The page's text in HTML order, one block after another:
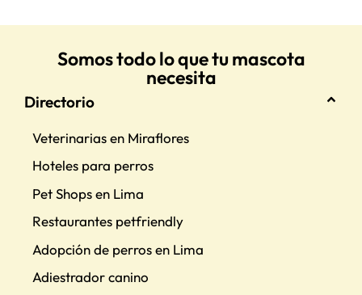
Somos todo lo que tu mascota
necesita
Directorio
Veterinarias en Miraflores
Hoteles para perros
Pet Shops en Lima
Restaurantes petfriendly
Adopción de perros en Lima
Adiestrador canino